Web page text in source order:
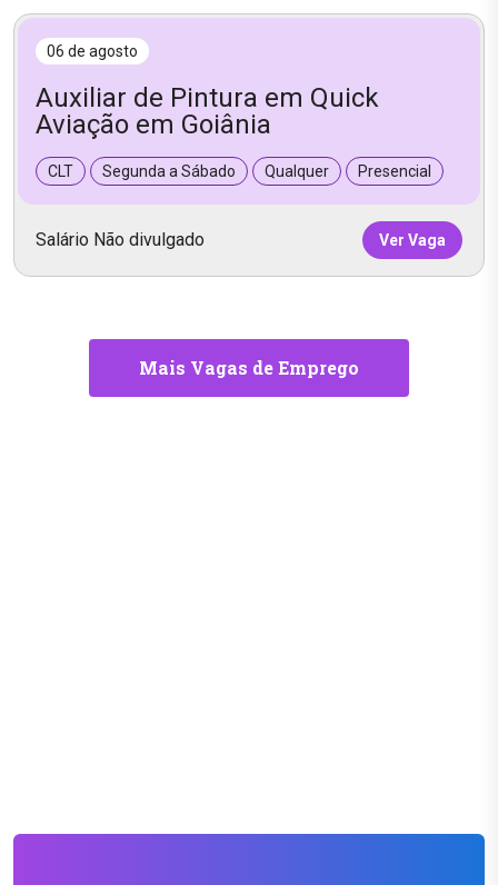
06 de agosto
Auxiliar de Pintura em Quick
Aviação em Goiânia
CLT Segunda a Sábado Qualquer Presencial
Salário Não divulgado Ver Vaga
Mais Vagas de Emprego